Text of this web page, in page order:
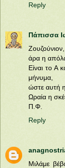
Reply
Πάπισσα
Ζουζούνιον,
άρα η
Είναι το Α
μήνυμα,
ώστε αυτή
Ωραία η
Π.Φ.
Reply
Μιλάμε